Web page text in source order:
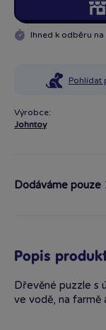
Ihned k odběru na
Pohlídat
Výrobce:
Johntoy
Dodáváme pouze
Popis
Dřevěné puzzle s
ve vodě, na farmě